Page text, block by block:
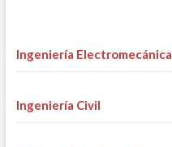
Ingeniería Electromecánica
Ingeniería Civil